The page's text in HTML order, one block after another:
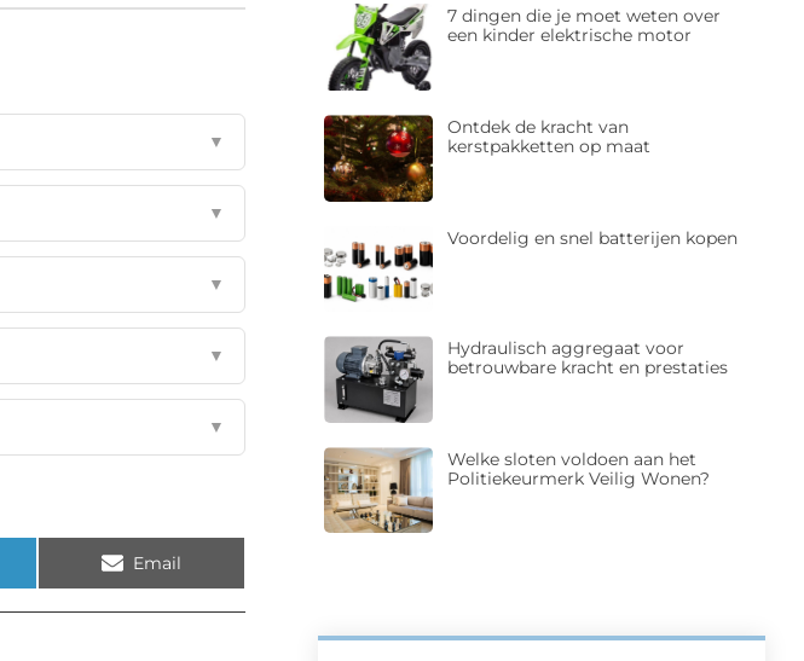
▼
▼
▼
▼
▼
Email
7 dingen die je moet weten over
een kinder elektrische motor
Ontdek de kracht van
kerstpakketten op maat
Voordelig en snel batterijen kopen
Hydraulisch aggregaat voor
betrouwbare kracht en prestaties
Welke sloten voldoen aan het
Politiekeurmerk Veilig Wonen?